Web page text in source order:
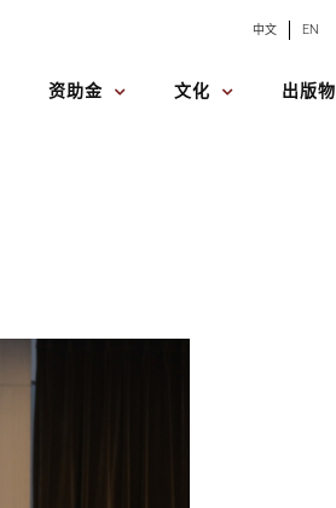
中文 EN
资助金 文化 出版物